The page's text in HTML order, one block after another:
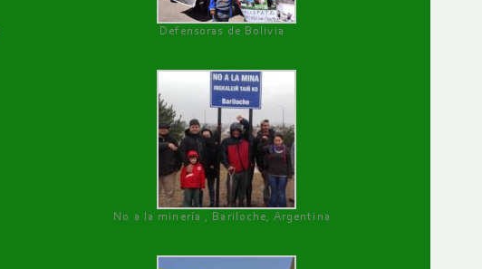
Defensoras de Bolivia
No a la minería , Bariloche, Argentina